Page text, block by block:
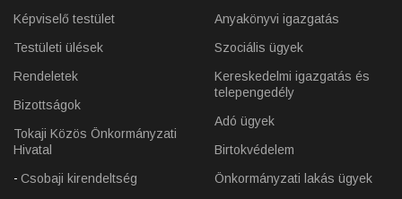
Képviselő testület
Testületi ülések
Rendeletek
Bizottságok
Tokaji Közös Önkormányzati
Hivatal
Csobaji kirendeltség
Anyakönyvi igazgatás
Szociális ügyek
Kereskedelmi igazgatás és
telepengedély
Adó ügyek
Birtokvédelem
Önkormányzati lakás ügyek